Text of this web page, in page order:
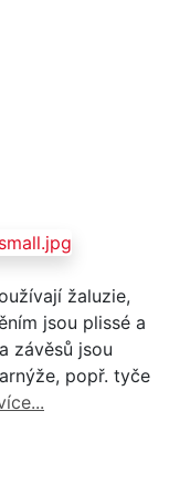
žaluzie,
jsou plissé a
závěsů jsou
popř. tyče